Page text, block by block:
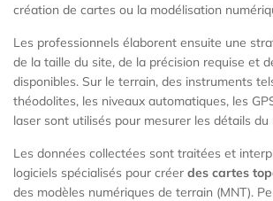
création de cartes ou la modélisation
Les professionnels élaborent ensuite une
de la taille du site, de la précision requise et
disponibles. Sur le terrain, des instruments
théodolites, les niveaux automatiques, les
laser sont utilisés pour mesurer les détails du
Les données collectées sont traitées et
logiciels spécialisés pour créer des cartes
des modèles numériques de terrain (MNT).